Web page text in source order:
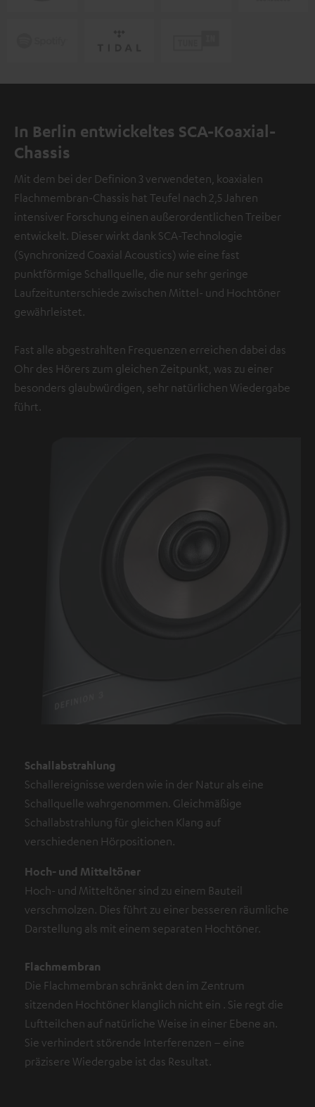
In Berlin entwickeltes SCA-Koaxial-
Chassis
Mit dem bei der Definion 3 verwendeten, koaxialen
Flachmembran-Chassis hat Teufel nach 2,5 Jahren
intensiver Forschung einen außerordentlichen Treiber
entwickelt. Dieser wirkt dank SCA-Technologie
(Synchronized Coaxial Acoustics) wie eine fast
punktförmige Schallquelle, die nur sehr geringe
Laufzeitunterschiede zwischen Mittel- und Hochtöner
gewährleistet.
Fast alle abgestrahlten Frequenzen erreichen dabei das
Ohr des Hörers zum gleichen Zeitpunkt, was zu einer
besonders glaubwürdigen, sehr natürlichen Wiedergabe
führt.
Schallabstrahlung
Schallereignisse werden wie in der Natur als eine
Schallquelle wahrgenommen. Gleichmäßige
Schallabstrahlung für gleichen Klang auf
verschiedenen Hörpositionen.
Hoch- und Mitteltöner
Hoch- und Mitteltöner sind zu einem Bauteil
verschmolzen. Dies führt zu einer besseren räumliche
Darstellung als mit einem separaten Hochtöner.
Flachmembran
Die Flachmembran schränkt den im Zentrum
sitzenden Hochtöner klanglich nicht ein . Sie regt die
Luftteilchen auf natürliche Weise in einer Ebene an.
Sie verhindert störende Interferenzen – eine
präzisere Wiedergabe ist das Resultat.